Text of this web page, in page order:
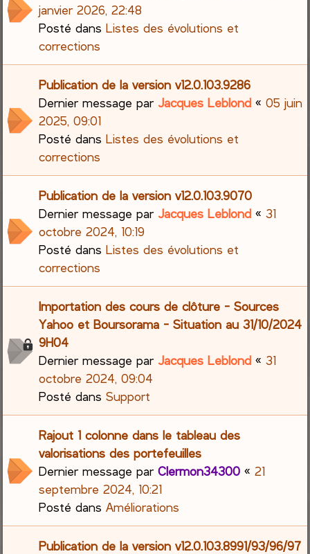
janvier 2026, 22:48
Posté dansListes des évolutions et
corrections
Publication de la version v12.0.103.9286
Dernier message parJacques Leblond «05 juin
2025, 09:01
Posté dansListes des évolutions et
corrections
Publication de la version v12.0.103.9070
Dernier message parJacques Leblond «31
octobre 2024, 10:19
Posté dansListes des évolutions et
corrections
Importation des cours de clôture - Sources
Yahoo et Boursorama - Situation au 31/10/2024
9H04
Dernier message parJacques Leblond «31
octobre 2024, 09:04
Posté dansSupport
Rajout 1 colonne dans le tableau des
valorisations des portefeuilles
Dernier message parClermon34300 «21
septembre 2024, 10:21
Posté dansAméliorations
Publication de la version v12.0.103.8991/93/96/97